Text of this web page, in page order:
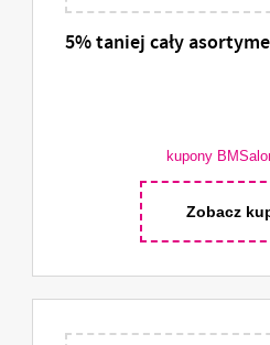
5% taniej cały
kupony
Zobacz